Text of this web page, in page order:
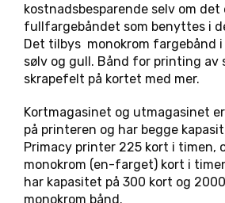
kostnadsbesparende selv om det
fullfargebåndet som benyttes i
Det tilbys monokrom fargebånd
sølv og gull. Bånd for printing av
skrapefelt på kortet med mer.
Kortmagasinet og utmagasinet
på printeren og har begge
Primacy printer 225 kort i timen,
monokrom (en-farget) kort i
har kapasitet på 300 kort og
monokrom bånd.